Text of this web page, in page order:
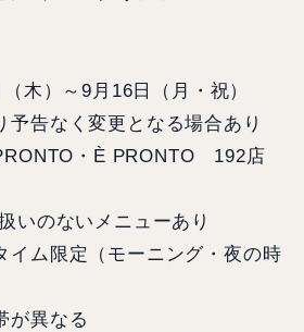
木）～9月16日（月・祝）
告なく変更となる場合あり
・È PRONTO 192店
いのないメニューあり
イム限定（モーニング・夜の時
が異なる